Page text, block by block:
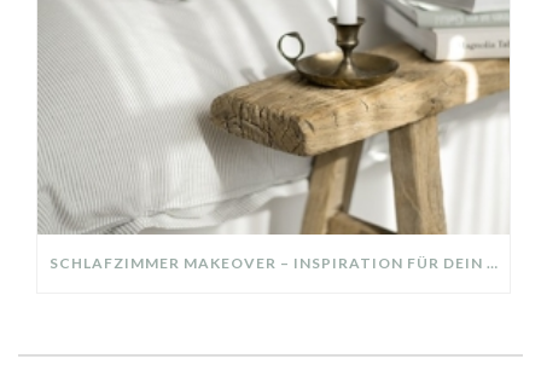
SCHLAFZIMMER MAKEOVER – INSPIRATION FÜR DEIN SCHLAFZIMMER: AUS ALT MACH NEU – HELL, GEMÜTLICH UND EINLADEND